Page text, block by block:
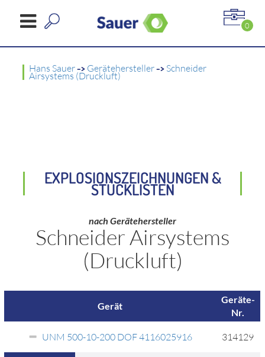
0
Hans Sauer-> Gerätehersteller-> Schneider
Airsystems (Druckluft)
EXPLOSIONSZEICHNUNGEN &
STÜCKLISTEN
nach Gerätehersteller
Schneider Airsystems
(Druckluft)
Gerät
Geräte-
Nr.
UNM 500-10-200 DOF 4116025916 314129